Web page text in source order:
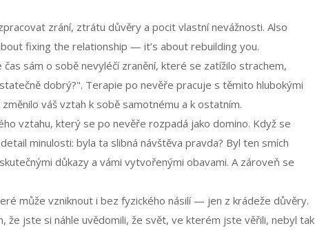
zrání, ztrátu důvěry a pocit vlastní nevážnosti. Also
fixing the relationship — it’s about rebuilding you.
sám o sobě nevyléčí zranění, které se zatížilo strachem,
dobrý?". Terapie po nevěře pracuje s těmito hlubokými
váš vztah k sobě samotnému a k ostatním.
vztahu, který se po nevěře rozpadá jako domino. Když se
minulosti: byla ta slibná návštěva pravda? Byl ten smích
důkazy a vámi vytvořenými obavami. A zároveň se
může vzniknout i bez fyzického násilí — jen z krádeže důvěry.
že jste si náhle uvědomili, že svět, ve kterém jste věřili, nebyl tak